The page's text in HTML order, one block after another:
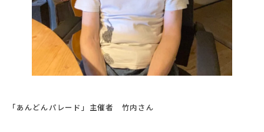
「あんどんパレード」主催者 竹内さん